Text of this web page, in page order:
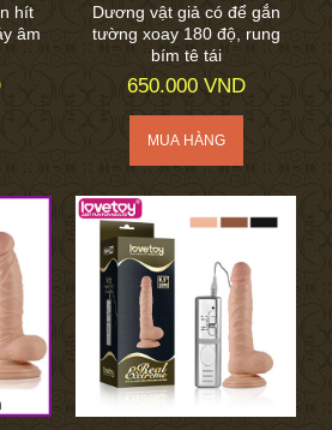
hít
âm
Dương vật giả có để gắn
tường xoay 180 độ, rung
bím tê tái
650.000 VND